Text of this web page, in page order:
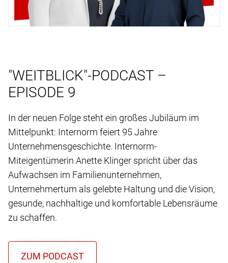
"WEITBLICK"-PODCAST –
EPISODE 9
In der neuen Folge steht ein großes Jubiläum im
Mittelpunkt: Internorm feiert 95 Jahre
Unternehmensgeschichte. Internorm-
Miteigentümerin Anette Klinger spricht über das
Aufwachsen im Familienunternehmen,
Unternehmertum als gelebte Haltung und die Vision,
gesunde, nachhaltige und komfortable Lebensräume
zu schaffen.